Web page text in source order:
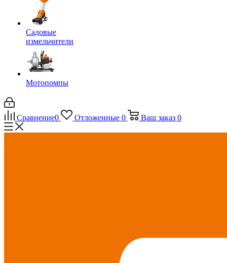
Садовые
измельчители
Мотопомпы
Сравнение0 Отложенные 0 Ваш заказ 0